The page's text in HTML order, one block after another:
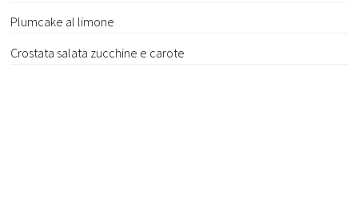
Plumcake al limone
Crostata salata zucchine e carote